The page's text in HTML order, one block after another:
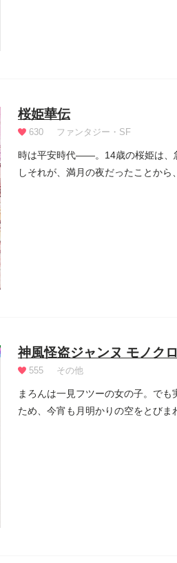
桜姫華伝
630 ファンタジー・SF
時は平安時代――。14歳の桜姫は、
しそれが、満月の夜だったことか
神風怪盗ジャンヌ モノク
555 その他
まろんは一見フツーの女の子。で
ため、今宵も月明かりの空をとび